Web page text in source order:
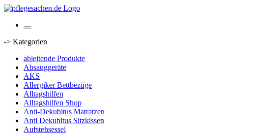
-> Kategorien
ableitende Produkte
Absauggeräte
AKS
Allergiker Bettbezüge
Alltagshilfen
Alltagshilfen Shop
Anti-Dekubitus Matratzen
Anti Dekubitus Sitzkissen
Aufstehsessel